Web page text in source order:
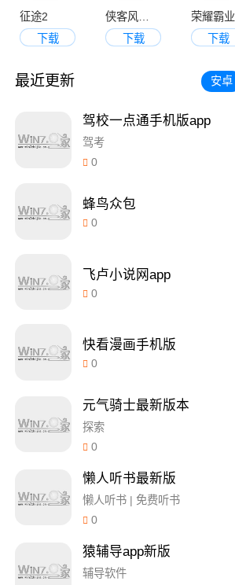
征途2
下载
侠客风云传online
下载
荣耀霸业
下载
最近更新 安卓
驾校一点通手机版app
驾考
0
蜂鸟众包
0
飞卢小说网app
0
快看漫画手机版
0
元气骑士最新版本
探索
0
懒人听书最新版
懒人听书 | 免费听书
0
猿辅导app新版
辅导软件